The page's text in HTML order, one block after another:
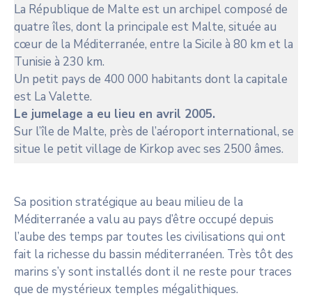
La République de Malte est un archipel composé de
quatre îles, dont la principale est Malte, située au
cœur de la Méditerranée, entre la Sicile à 80 km et la
Tunisie à 230 km.
Un petit pays de 400 000 habitants dont la capitale
est La Valette.
Le jumelage a eu lieu en avril 2005.
Sur l’île de Malte, près de l’aéroport international, se
situe le petit village de Kirkop avec ses 2500 âmes.
Sa position stratégique au beau milieu de la
Méditerranée a valu au pays d’être occupé depuis
l’aube des temps par toutes les civilisations qui ont
fait la richesse du bassin méditerranéen. Très tôt des
marins s’y sont installés dont il ne reste pour traces
que de mystérieux temples mégalithiques.